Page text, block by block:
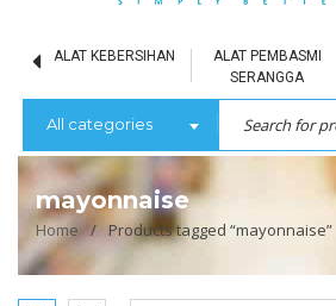
ALAT KEBERSIHAN
ALAT PEMBASMI
SERANGGA
All categories
mayonnaise
Home / Products tagged “mayonnaise”